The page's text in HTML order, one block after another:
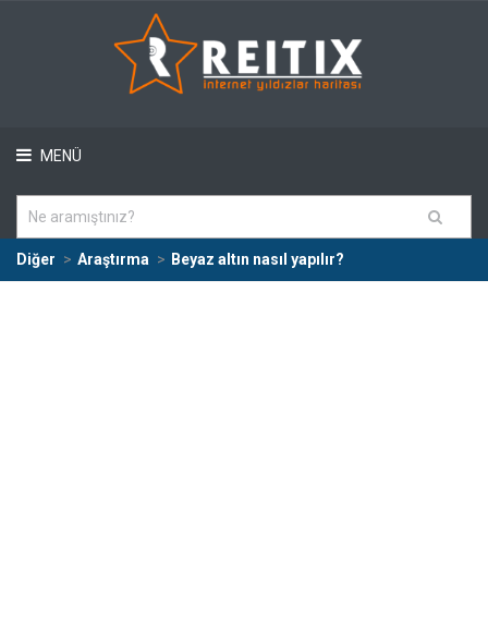
MENÜ
Diğer Araştırma Beyaz altın nasıl yapılır?